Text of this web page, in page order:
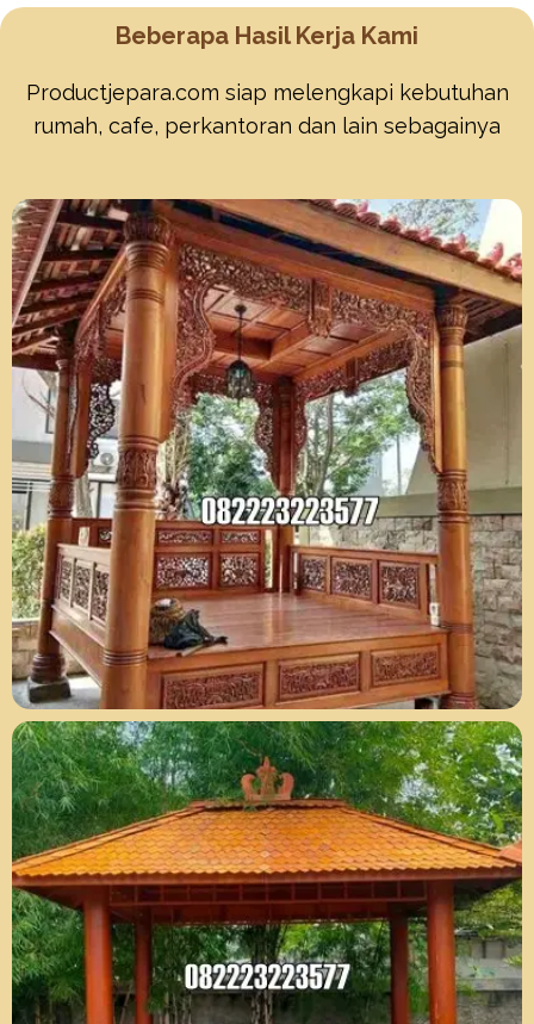
Beberapa Hasil Kerja Kami
Productjepara.com siap melengkapi kebutuhan
rumah, cafe, perkantoran dan lain sebagainya